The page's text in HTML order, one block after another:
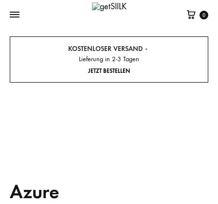
Cart
0
KOSTENLOSER VERSAND
Lieferung in 2-3 Tagen
JETZT BESTELLEN
Azure